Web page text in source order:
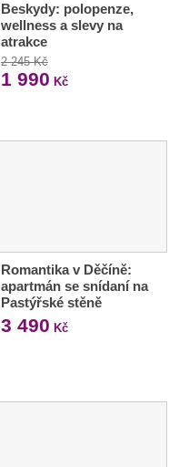
Beskydy: polopenze,
wellness a slevy na
atrakce
2 245 Kč
1 990 Kč
Romantika v Děčíně:
apartmán se snídaní na
Pastýřské stěně
3 490 Kč